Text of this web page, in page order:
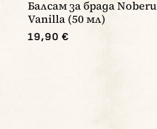
Балсам за брада
Vanilla (50 мл)
19,90 €